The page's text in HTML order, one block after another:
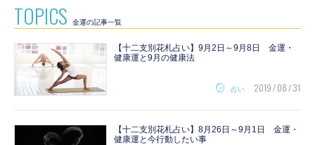
TOPICS 金運の記事一覧
【十二支別花札占い】9月2日～9月8日 金運・
健康運と9月の健康法
占い 2019 / 08 / 31
【十二支別花札占い】8月26日～9月1日 金運・
健康運と今行動したい事